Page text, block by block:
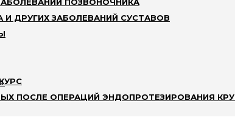
ДРУГИХ ЗАБОЛЕВАНИЙ СУСТАВОВ
ПОСЛЕ ОПЕРАЦИЙ ЭНДОПРОТЕЗИРОВАНИЯ
ЧЕЛ. КОМНАТА ОТДЫХА. ВЫХОД В